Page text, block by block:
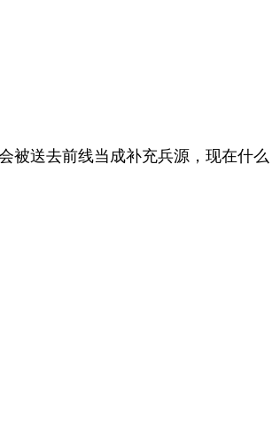
被送去前线当成补充兵源，现在什么